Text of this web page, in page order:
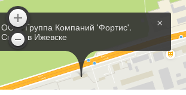
×
ООО 'Группа Компаний 'Фортис'.
Склад в Ижевске